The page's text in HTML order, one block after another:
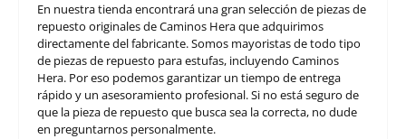
En nuestra tienda encontrará una gran selección de piezas de
repuesto originales de Caminos Hera que adquirimos
directamente del fabricante. Somos mayoristas de todo tipo
de piezas de repuesto para estufas, incluyendo Caminos
Hera. Por eso podemos garantizar un tiempo de entrega
rápido y un asesoramiento profesional. Si no está seguro de
que la pieza de repuesto que busca sea la correcta, no dude
en preguntarnos personalmente.